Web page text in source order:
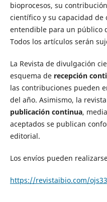
bioprocesos, su
científico y su capacidad
entendible para un público
Todos los artículos serán
La Revista de divulgación
esquema de recepción
las contribuciones pueden
del año. Asimismo, la
publicación continua,
aceptados se publican
editorial.
Los envíos pueden
https://revistaibio.com/